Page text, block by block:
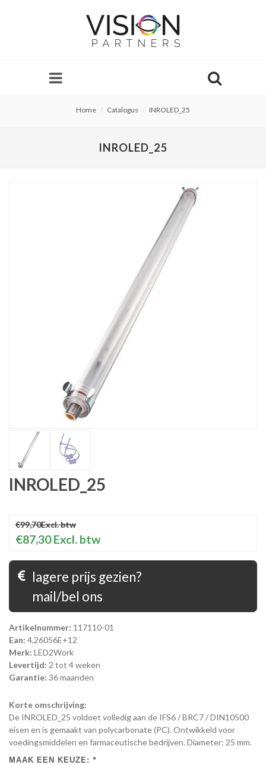
Home Catalogus INROLED_25
INROLED_25
INROLED_25
€99,70Excl. btw
€87,30Excl. btw
lagere prijs gezien?
mail/bel ons
Artikelnummer: 117110-01
Ean: 4,26056E+12
Merk: LED2Work
Levertijd: 2 tot 4 weken
Garantie: 36 maanden
Korte omschrijving:
De INROLED_25 voldoet volledig aan de IFS6 / BRC7 / DIN10500
eisen en is gemaakt van polycarbonate (PC). Ontwikkeld voor
voedingsmiddelen en farmaceutische bedrijven. Diameter: 25 mm.
MAAK EEN KEUZE: *